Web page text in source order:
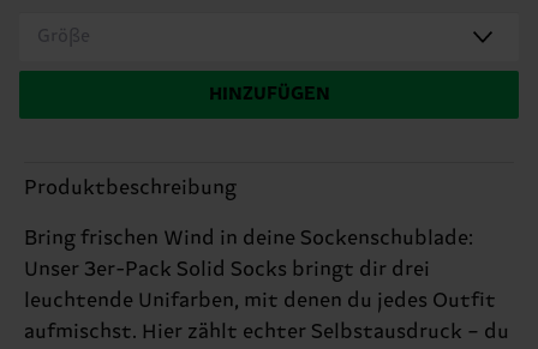
Größe
HINZUFÜGEN
Produktbeschreibung
Bring frischen Wind in deine Sockenschublade:
Unser 3er-Pack Solid Socks bringt dir drei
leuchtende Unifarben, mit denen du jedes Outfit
aufmischst. Hier zählt echter Selbstausdruck – du